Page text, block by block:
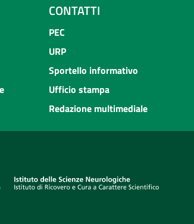
CONTATTI
PEC
URP
Sportello informativo
Ufficio stampa
Redazione multimediale